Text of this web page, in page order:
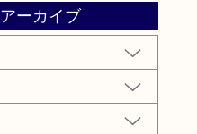
アーカイブ